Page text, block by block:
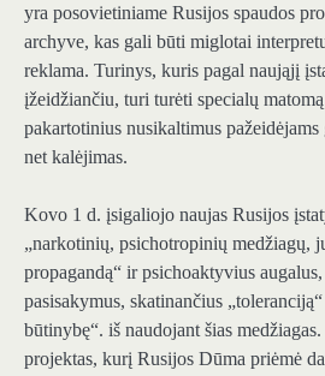
yra posovietiniame Rusijos spaudos
archyve, kas gali būti miglotai
reklama. Turinys, kuris pagal naująjį
įžeidžiančiu, turi turėti specialų
pakartotinius nusikaltimus pažeidėjams
net kalėjimas.
Kovo 1 d. įsigaliojo naujas Rusijos
„narkotinių, psichotropinių medžiagų,
propagandą“ ir psichoaktyvius
pasisakymus, skatinančius
būtinybę“. iš naudojant šias
projektas, kurį Rusijos Dūma priėmė